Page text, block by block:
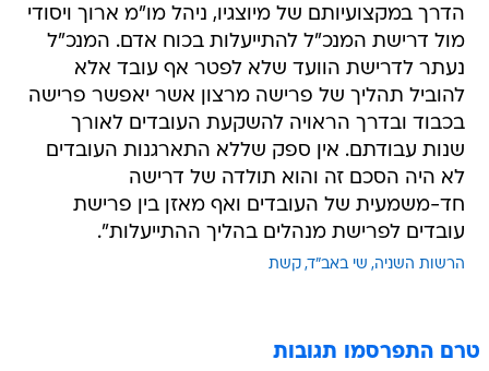
הדרך במקצועיותם של מיוצגיו, ניהל מו"מ ארוך ויסודי
מול דרישת המנכ"ל להתייעלות בכוח אדם. המנכ"ל
נעתר לדרישת הוועד שלא לפטר אף עובד אלא
להוביל תהליך של פרישה מרצון אשר יאפשר פרישה
בכבוד ובדרך הראויה להשקעת העובדים לאורך
שנות עבודתם. אין ספק שללא התארגנות העובדים
לא היה הסכם זה והוא תולדה של דרישה
חד-משמעית של העובדים ואף מאזן בין פרישת
עובדים לפרישת מנהלים בהליך ההתייעלות".
הרשות השניה שי באב"ד קשת
טרם התפרסמו תגובות